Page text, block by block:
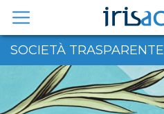
contenuto
SOCIETÀ TRASPARENTE